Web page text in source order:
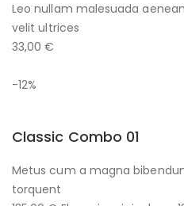
Leo nullam malesuada
velit ultrices
33,00 €
-12%
Classic Combo 01
Metus cum a magna
torquent